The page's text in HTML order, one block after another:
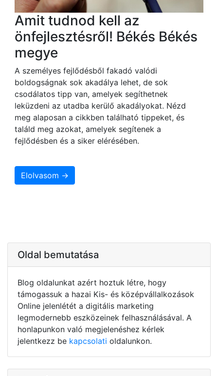
Amit tudnod kell az
önfejlesztésről! Békés Békés
megye
A személyes fejlődésből fakadó valódi
boldogságnak sok akadálya lehet, de sok
csodálatos tipp van, amelyek segíthetnek
leküzdeni az utadba kerülő akadályokat. Nézd
meg alaposan a cikkben található tippeket, és
találd meg azokat, amelyek segítenek a
fejlődésben és a siker elérésében.
Elolvasom →
Oldal bemutatása
Blog oldalunkat azért hoztuk létre, hogy
támogassuk a hazai Kis- és középvállalkozások
Online jelenlétét a digitális marketing
legmodernebb eszközeinek felhasználásával. A
honlapunkon való megjelenéshez kérlek
jelentkezz be kapcsolati oldalunkon.